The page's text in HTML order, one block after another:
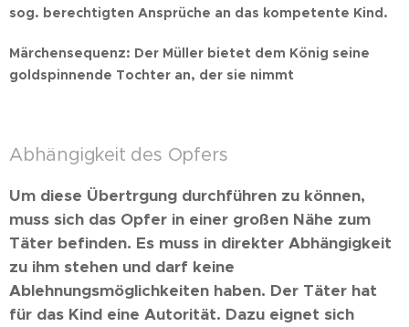
sog. berechtigten Ansprüche an das kompetente Kind.
Märchensequenz: Der Müller bietet dem König seine
goldspinnende Tochter an, der sie nimmt
Abhängigkeit des Opfers
Um diese Übertrgung durchführen zu können,
muss sich das Opfer in einer großen Nähe zum
Täter befinden. Es muss in direkter Abhängigkeit
zu ihm stehen und darf keine
Ablehnungsmöglichkeiten haben. Der Täter hat
für das Kind eine Autorität. Dazu eignet sich